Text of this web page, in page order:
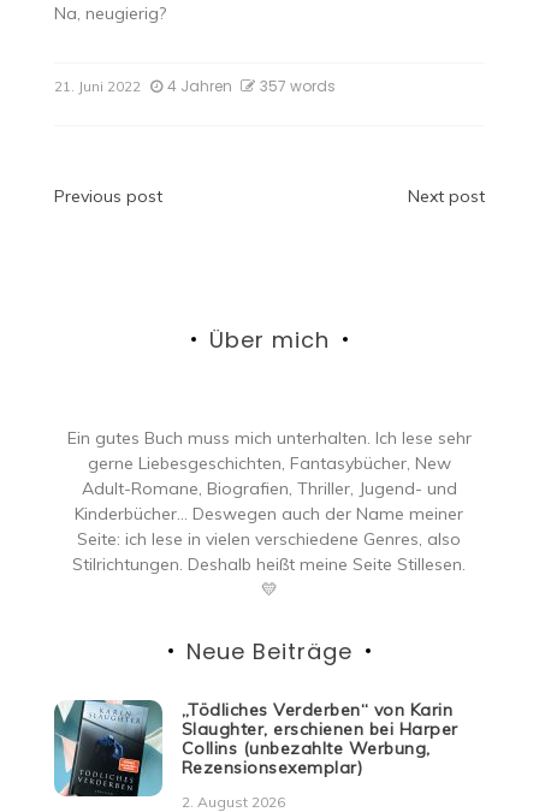
Na, neugierig?
21. Juni 2022 4 Jahren 357 words
Beitragsnavigation
Previous post Next post
Über mich
Ein gutes Buch muss mich unterhalten. Ich lese sehr
gerne Liebesgeschichten, Fantasybücher, New
Adult-Romane, Biografien, Thriller, Jugend- und
Kinderbücher… Deswegen auch der Name meiner
Seite: ich lese in vielen verschiedene Genres, also
Stilrichtungen. Deshalb heißt meine Seite Stillesen.
💛
Neue Beiträge
„Tödliches Verderben“ von Karin
Slaughter, erschienen bei Harper
Collins (unbezahlte Werbung,
Rezensionsexemplar)
2. August 2026